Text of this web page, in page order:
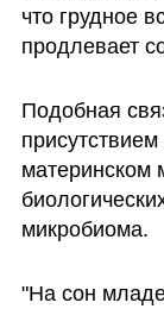
что грудное
продлевает
Подобная
материнском
микробиома.
"На сон